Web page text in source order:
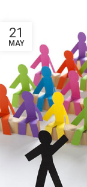
21
MAY